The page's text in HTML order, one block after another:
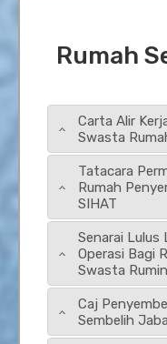
Rumah
Carta Alir
Swasta
Tatacara
Rumah
SIHAT
Senarai Lulus
Operasi Bagi
Swasta
Caj
Sembelih